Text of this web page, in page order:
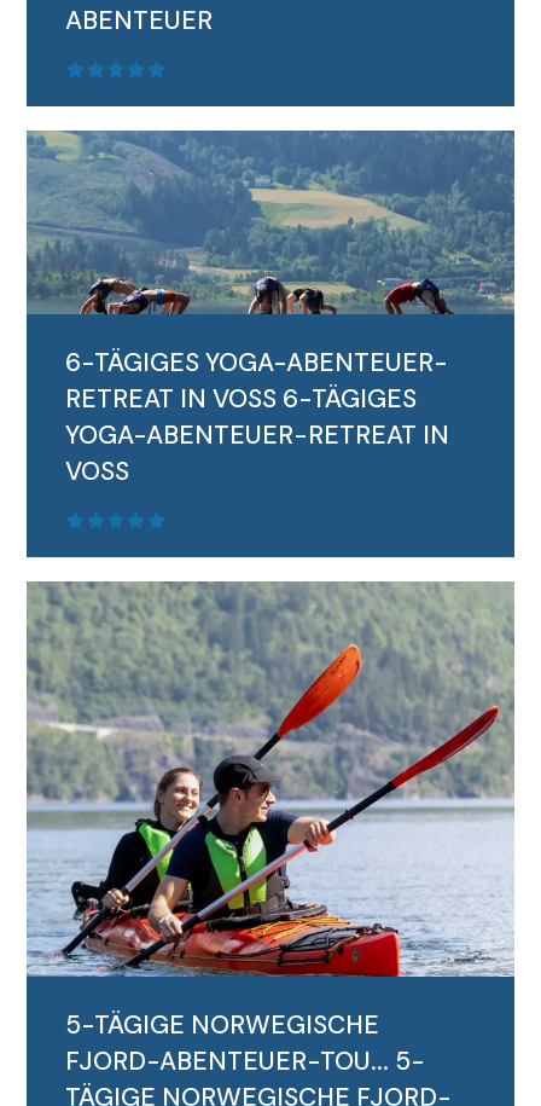
ABENTEUER
6-TÄGIGES YOGA-ABENTEUER-
RETREAT IN VOSS 6-TÄGIGES
YOGA-ABENTEUER-RETREAT IN
VOSS
MEHR LESEN
5-TÄGIGE NORWEGISCHE
FJORD-ABENTEUER-TOU... 5-
TÄGIGE NORWEGISCHE FJORD-